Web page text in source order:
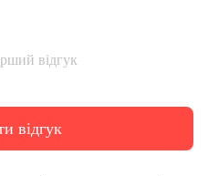
відгук
відгук